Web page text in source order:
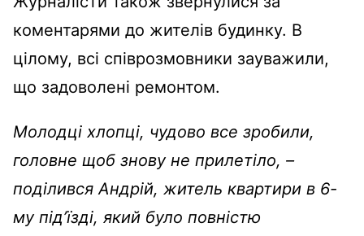
коментарями до жителів будинку. В
цілому, всі співрозмовники зауважили,
що задоволені ремонтом.
Молодці хлопці, чудово все зробили,
головне щоб знову не прилетіло, –
поділився Андрій, житель квартири в 6-
му під’їзді, який було повністю